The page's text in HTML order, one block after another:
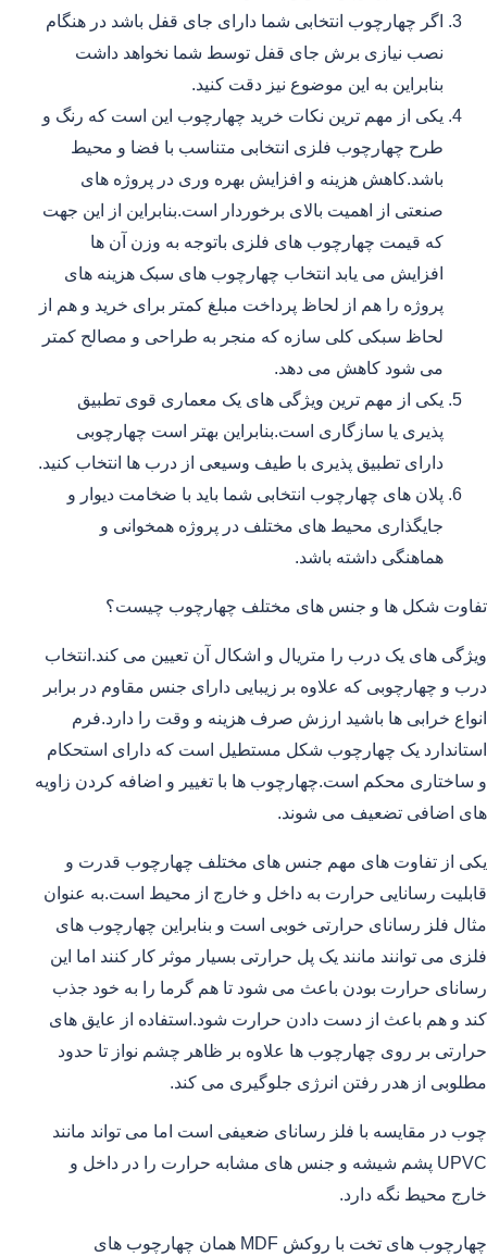
اگر چهارچوب انتخابی شما دارای جای قفل باشد در هنگام
نصب نیازی برش جای قفل توسط شما نخواهد داشت
بنابراین به این موضوع نیز دقت کنید.
یکی از مهم ترین نکات خرید چهارچوب این است که رنگ و
طرح چهارچوب فلزی انتخابی متناسب با فضا و محیط
باشد.کاهش هزینه و افزایش بهره وری در پروژه های
صنعتی از اهمیت بالای برخوردار است.بنابراین از این جهت
که قیمت چهارچوب های فلزی باتوجه به وزن آن ها
افزایش می یابد انتخاب چهارچوب های سبک هزینه های
پروژه را هم از لحاظ پرداخت مبلغ کمتر برای خرید و هم از
لحاظ سبکی کلی سازه که منجر به طراحی و مصالح کمتر
می شود کاهش می دهد.
یکی از مهم ترین ویژگی های یک معماری قوی تطبیق
پذیری یا سازگاری است.بنابراین بهتر است چهارچوبی
دارای تطبیق پذیری با طیف وسیعی از درب ها انتخاب کنید.
پلان های چهارچوب انتخابی شما باید با ضخامت دیوار و
جایگذاری محیط های مختلف در پروژه همخوانی و
هماهنگی داشته باشد.
تفاوت شکل ها و جنس های مختلف چهارچوب چیست؟
ویژگی های یک درب را متریال و اشکال آن تعیین می کند.انتخاب
درب و چهارچوبی که علاوه بر زیبایی دارای جنس مقاوم در برابر
انواع خرابی ها باشید ارزش صرف هزینه و وقت را دارد.فرم
استاندارد یک چهارچوب شکل مستطیل است که دارای استحکام
و ساختاری محکم است.چهارچوب ها با تغییر و اضافه کردن زاویه
های اضافی تضعیف می شوند.
یکی از تفاوت های مهم جنس های مختلف چهارچوب قدرت و
قابلیت رسانایی حرارت به داخل و خارج از محیط است.به عنوان
مثال فلز رسانای حرارتی خوبی است و بنابراین چهارچوب های
فلزی می توانند مانند یک پل حرارتی بسیار موثر کار کنند اما این
رسانای حرارت بودن باعث می شود تا هم گرما را به خود جذب
کند و هم باعث از دست دادن حرارت شود.استفاده از عایق های
حرارتی بر روی چهارچوب ها علاوه بر ظاهر چشم نواز تا حدود
مطلوبی از هدر رفتن انرژی جلوگیری می کند.
چوب در مقایسه با فلز رسانای ضعیفی است اما می تواند مانند
UPVC پشم شیشه و جنس های مشابه حرارت را در داخل و
خارج محیط نگه دارد.
چهارچوب های تخت با روکش MDF همان چهارچوب های